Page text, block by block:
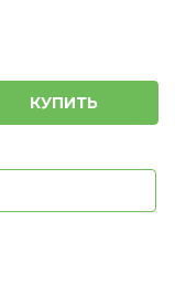
КУПИТЬ